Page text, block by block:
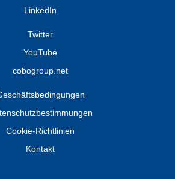
LinkedIn
Twitter
YouTube
cobogroup.net
Cookie-Richtlinien
Kontakt